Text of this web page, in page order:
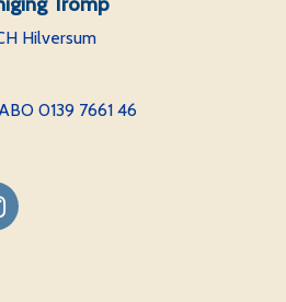
Hilversum
0139 7661 46